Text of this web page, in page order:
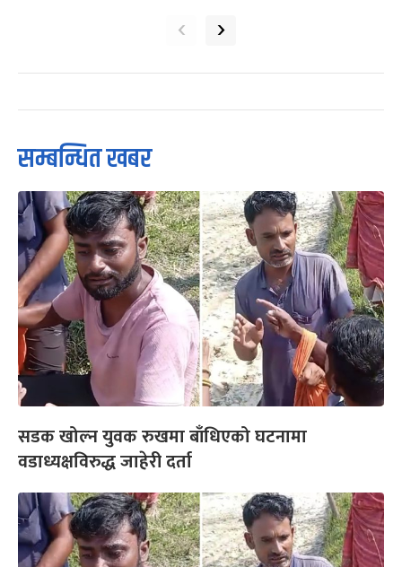
‹ ›
सम्बन्धित खबर
सडक खोल्न युवक रुखमा बाँधिएको घटनामा
वडाध्यक्षविरुद्ध जाहेरी दर्ता